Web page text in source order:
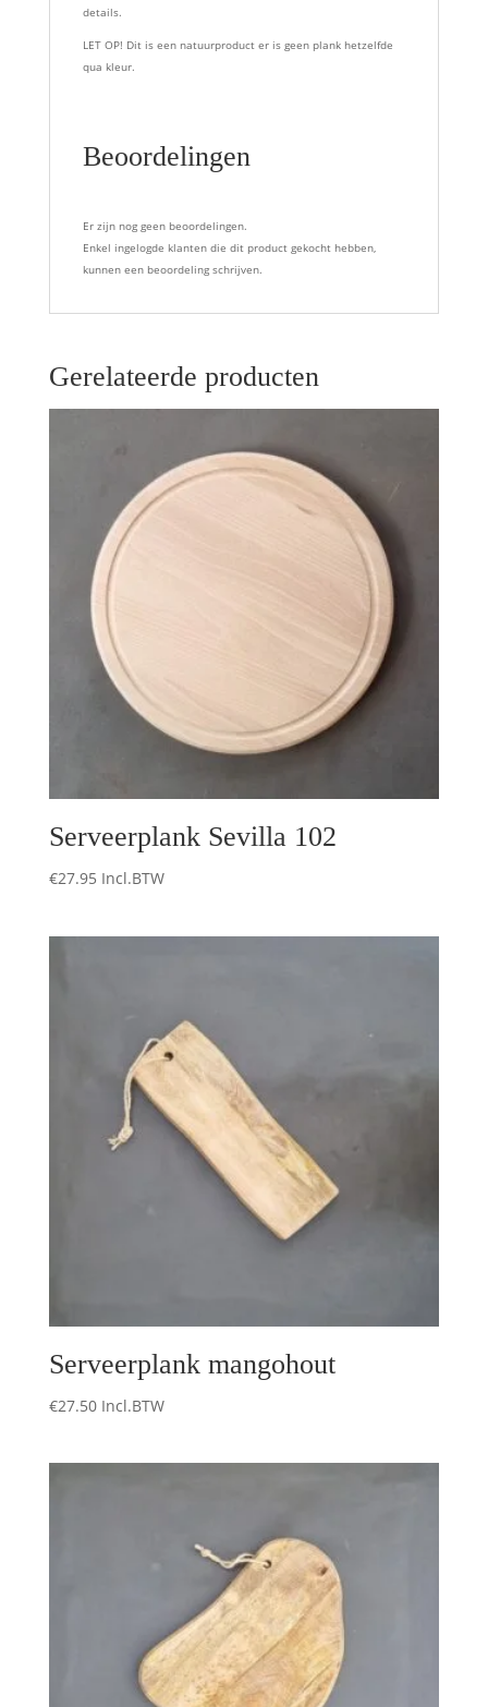
details.
LET OP! Dit is een natuurproduct er is geen plank hetzelfde
qua kleur.
Beoordelingen
Er zijn nog geen beoordelingen.
Enkel ingelogde klanten die dit product gekocht hebben,
kunnen een beoordeling schrijven.
Gerelateerde producten
Serveerplank Sevilla 102
€27.95 Incl.BTW
Serveerplank mangohout
€27.50 Incl.BTW